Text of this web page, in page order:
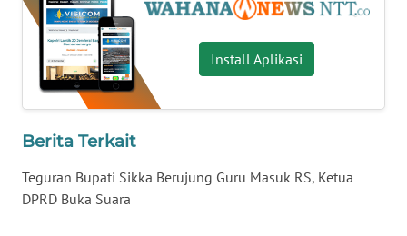
Install Aplikasi
Berita Terkait
Teguran Bupati Sikka Berujung Guru Masuk RS, Ketua
DPRD Buka Suara
SUMBAR
WN
SUMSEL
BENGKULU
WN